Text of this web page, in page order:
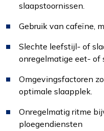
Functioneel
de inhoud van de
bekijken.
Statistieken
slaapstoornissen.
Gebruik van cafeïne,
Slechte leefstijl- of
onregelmatige eet- of
Omgevingsfactoren
optimale slaapplek.
Onregelmatig ritme
ploegendiensten